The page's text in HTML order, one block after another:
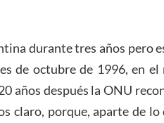
durante tres años pero
de octubre de 1996, en el
años después la ONU
claro, porque, aparte de lo